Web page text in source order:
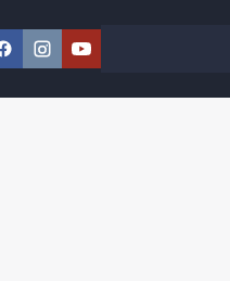
Facebook
Instagram
YouTube
Szukaj w serwisie